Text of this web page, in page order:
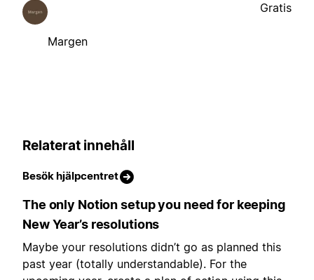
Margen
Gratis
Relaterat innehåll
Besök hjälpcentret
The only Notion setup you need for keeping
New Year’s resolutions
Maybe your resolutions didn’t go as planned this
past year (totally understandable). For the